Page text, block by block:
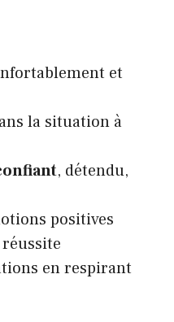
et
la situation à
, détendu,
positives
réussite
en respirant